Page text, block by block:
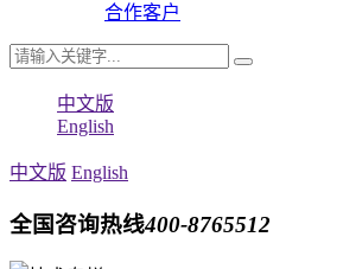
合作客户
中文版
English
中文版 English
全国咨询热线400-8765512